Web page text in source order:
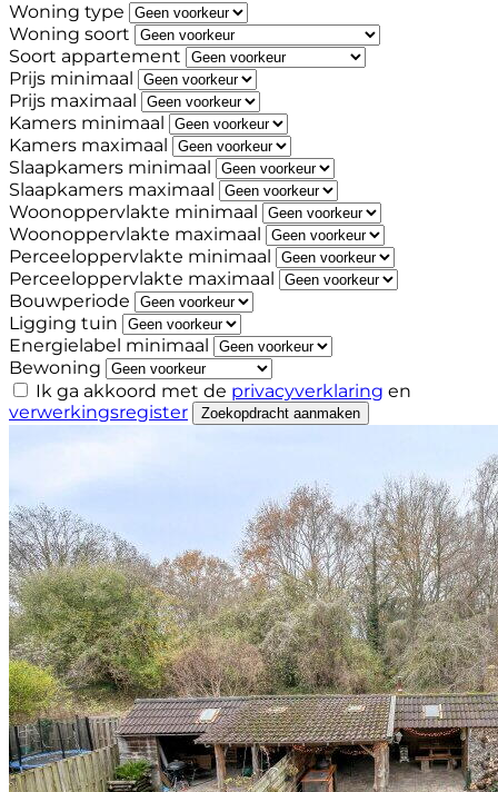
Woning type
Woning soort
Soort appartement
Prijs minimaal
Prijs maximaal
Kamers minimaal
Kamers maximaal
Slaapkamers minimaal
Slaapkamers maximaal
Woonoppervlakte minimaal
Woonoppervlakte maximaal
Perceeloppervlakte minimaal
Perceeloppervlakte maximaal
Bouwperiode
Ligging tuin
Energielabel minimaal
Bewoning
Ik ga akkoord met de privacyverklaring en
verwerkingsregister
Zoekopdracht aanmaken